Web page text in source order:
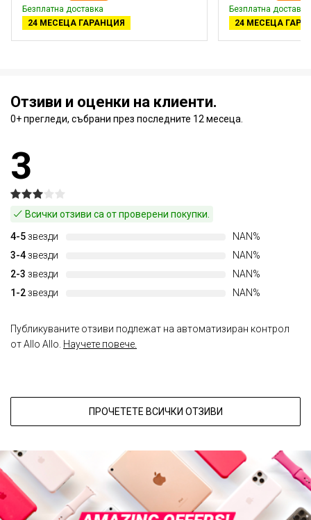
Безплатна доставка
24 МЕСЕЦА ГАРАНЦИЯ
Безплатна доставка
24 МЕСЕЦА
Отзиви и оценки на клиенти.
0+ прегледи, събрани през последните 12 месеца.
3
Всички отзиви са от проверени покупки.
4-5звезди
NAN%
3-4звезди
NAN%
2-3 звезди
NAN%
1-2звезди NAN%
Публикуваните отзиви подлежат на автоматизиран контрол
от Allo Allo. Научете повече.
ПРОЧЕТЕТЕ ВСИЧКИ ОТЗИВИ